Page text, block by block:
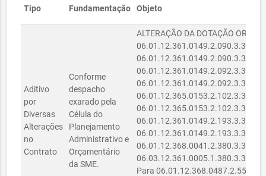
Tipo Fundamentação Objeto
Aditivo
por
Diversas
Alterações
no
Contrato
Conforme
despacho
exarado pela
Célula do
Planejamento
Administrativo e
Orçamentário
da SME.
ALTERAÇÃO DA DOTAÇÃO
Para